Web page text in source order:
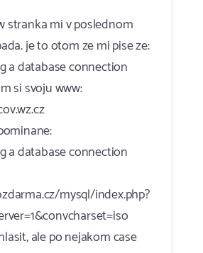
stranka mi v poslednom
je to otom ze mi pise ze:
a database connection
si svoju www:
a database connection
mysql/index.php?
ale po nejakom case